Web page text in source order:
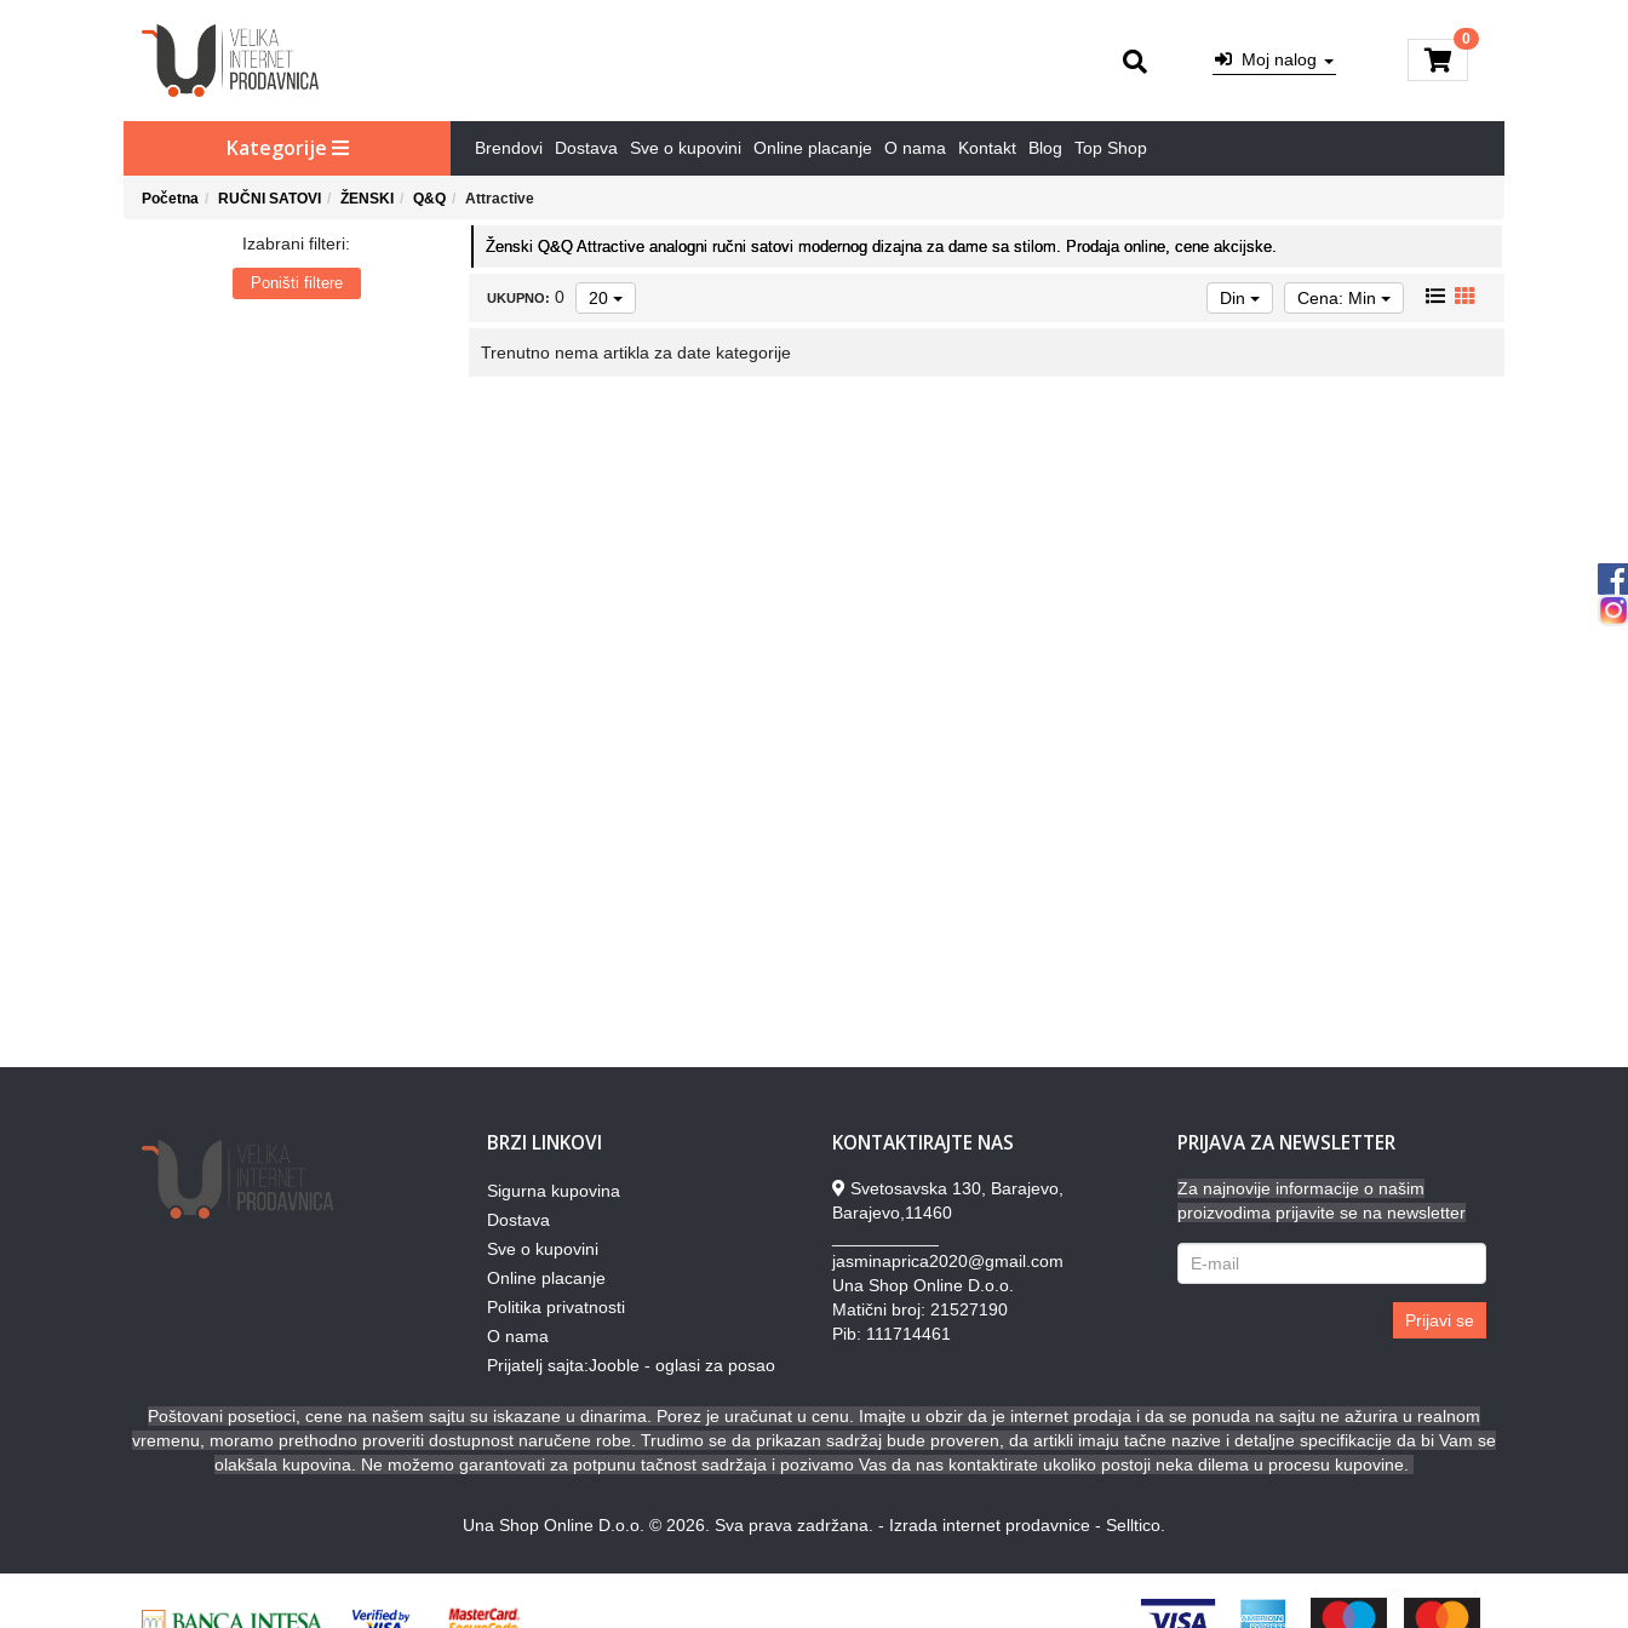
Moj nalog
0
Kategorije Brendovi Dostava Sve o kupovini Online placanje O nama Kontakt Blog Top Shop
Početna RUČNI SATOVI ŽENSKI Q&Q Attractive
Izabrani filteri:
Poništi filtere
Ženski Q&Q Attractive analogni ručni satovi modernog dizajna za dame sa stilom. Prodaja online, cene akcijske.
UKUPNO: 0 20 Din Cena: Min
Trenutno nema artikla za date kategorije
BRZI LINKOVI
Sigurna kupovina
Dostava
Sve o kupovini
Online placanje
Politika privatnosti
O nama
Prijatelj sajta:Jooble - oglasi za posao
KONTAKTIRAJTE NAS
Svetosavska 130, Barajevo,
Barajevo,11460
jasminaprica2020@gmail.com
Una Shop Online D.o.o.
Matični broj: 21527190
Pib: 111714461
PRIJAVA ZA NEWSLETTER
Za najnovije informacije o našim
proizvodima prijavite se na newsletter
Prijavi se
Poštovani posetioci, cene na našem sajtu su iskazane u dinarima. Porez je uračunat u cenu. Imajte u obzir da je internet prodaja i da se ponuda na sajtu ne ažurira u realnom
vremenu, moramo prethodno proveriti dostupnost naručene robe. Trudimo se da prikazan sadržaj bude proveren, da artikli imaju tačne nazive i detaljne specifikacije da bi Vam se
olakšala kupovina. Ne možemo garantovati za potpunu tačnost sadržaja i pozivamo Vas da nas kontaktirate ukoliko postoji neka dilema u procesu kupovine.
Una Shop Online D.o.o. © 2026. Sva prava zadržana. - Izrada internet prodavnice - Selltico.